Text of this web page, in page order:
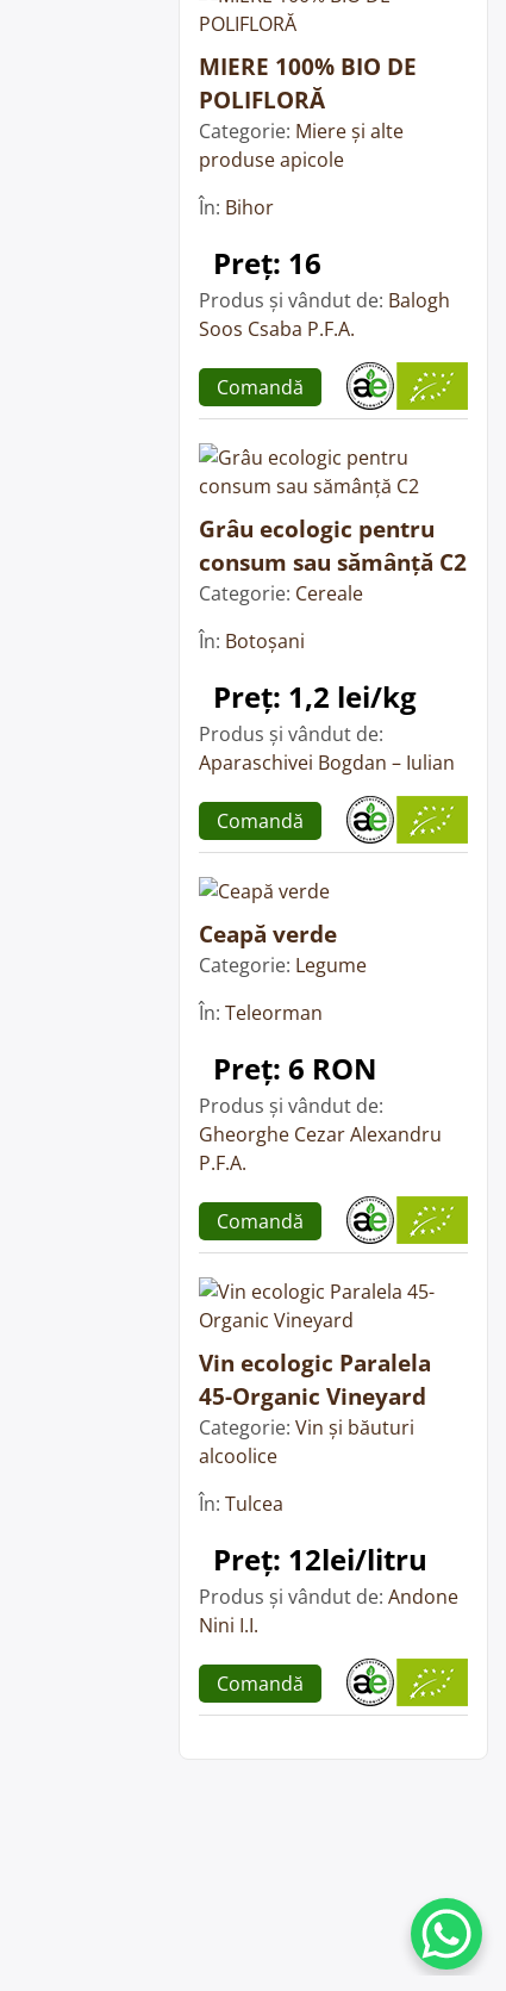
MIERE 100% BIO DE
POLIFLORĂ
Categorie: Miere și alte
produse apicole
În: Bihor
Preț: 16
Produs și vândut de: Balogh
Soos Csaba P.F.A.
Comandă
Grâu ecologic pentru
consum sau sămânță C2
Categorie: Cereale
În: Botoșani
Preț: 1,2 lei/kg
Produs și vândut de:
Aparaschivei Bogdan – Iulian
Comandă
Ceapă verde
Categorie: Legume
În: Teleorman
Preț: 6 RON
Produs și vândut de:
Gheorghe Cezar Alexandru
P.F.A.
Comandă
Vin ecologic Paralela
45-Organic Vineyard
Categorie: Vin și băuturi
alcoolice
În: Tulcea
Preț: 12lei/litru
Produs și vândut de: Andone
Nini I.I.
Comandă